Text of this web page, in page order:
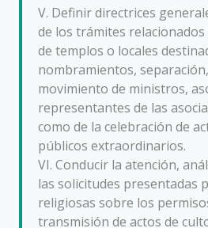
V. Definir directrices
de los trámites
de templos o locales
nombramientos,
movimiento de ministros,
representantes de las
como de la celebración de
públicos extraordinarios.
VI. Conducir la atención,
las solicitudes presentadas
religiosas sobre los
transmisión de actos de